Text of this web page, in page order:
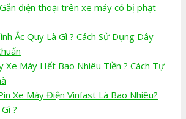
điện thoại trên xe máy có bị phạt
Ắc Quy Là Gì ? Cách Sử Dụng Dây
Xe Máy Hết Bao Nhiêu Tiền ? Cách Tự
Xe Máy Điện Vinfast Là Bao Nhiêu?
?